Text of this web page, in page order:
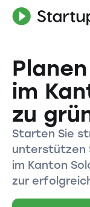
im
zu
Starten Sie
unterstützen
im Kanton
zur